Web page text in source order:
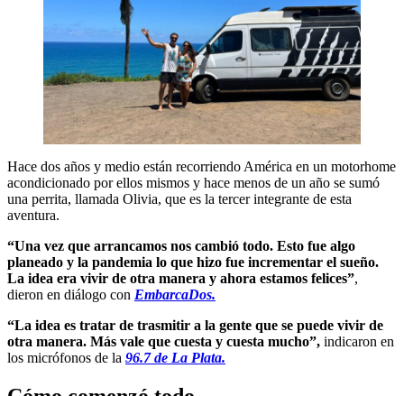
Hace dos años y medio están recorriendo América en un motorhome
acondicionado por ellos mismos y hace menos de un año se sumó
una perrita, llamada Olivia, que es la tercer integrante de esta
aventura.
“Una vez que arrancamos nos cambió todo. Esto fue algo
planeado y la pandemia lo que hizo fue incrementar el sueño.
La idea era vivir de otra manera y ahora estamos felices”,
dieron en diálogo con EmbarcaDos.
“La idea es tratar de trasmitir a la gente que se puede vivir de
otra manera. Más vale que cuesta y cuesta mucho”, indicaron en
los micrófonos de la 96.7 de La Plata.